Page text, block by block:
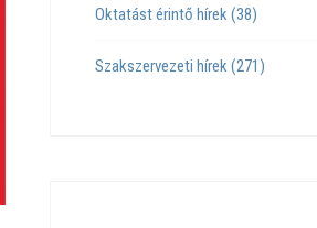
Oktatást érintő hírek (38)
Szakszervezeti hírek (271)